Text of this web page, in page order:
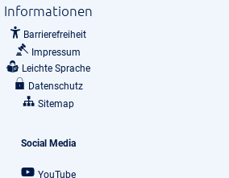
Informationen
Barrierefreiheit
Impressum
Leichte Sprache
Datenschutz
Sitemap
Social Media
YouTube